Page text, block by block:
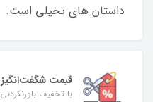
داستان های تخیلی است.
قیمت شگفت‌انگیز
با تخفیف باورنکردنی